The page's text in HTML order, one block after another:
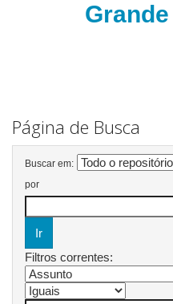
Página de Busca
Buscar em:
por
Filtros correntes: